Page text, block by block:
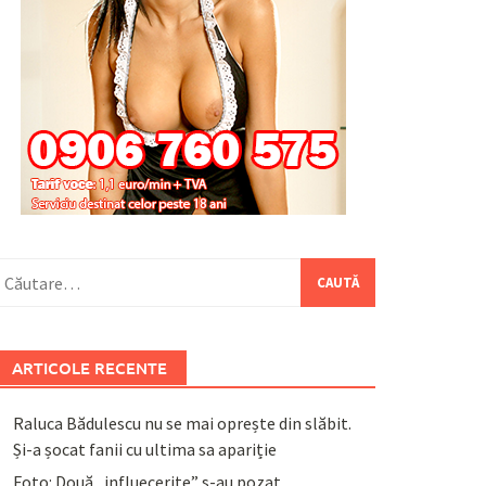
ARTICOLE RECENTE
Raluca Bădulescu nu se mai oprește din slăbit.
Și-a șocat fanii cu ultima sa apariție